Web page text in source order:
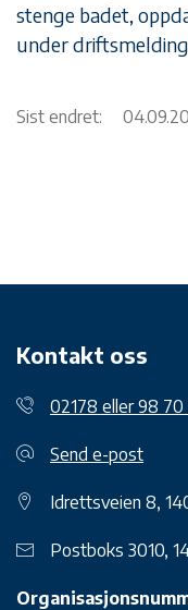
stenge badet,
under
Sist endret:
Kontakt oss
02178 eller 98 70
Send e-post
Idrettsveien 8,
Postboks 3010,